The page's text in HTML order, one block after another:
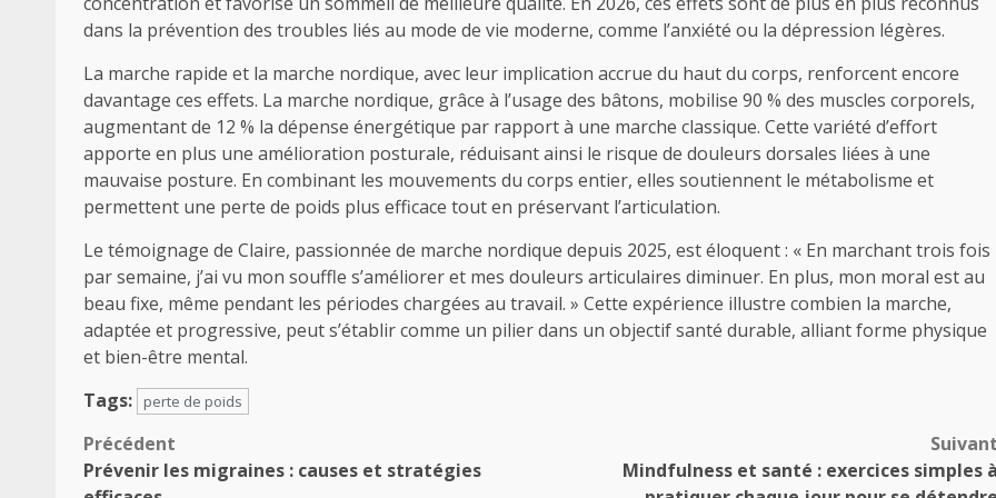
dans la prévention des troubles liés au mode de vie moderne, comme l’anxiété ou la dépression légères.
La marche rapide et la marche nordique, avec leur implication accrue du haut du corps, renforcent encore
davantage ces effets. La marche nordique, grâce à l’usage des bâtons, mobilise 90 % des muscles corporels,
augmentant de 12 % la dépense énergétique par rapport à une marche classique. Cette variété d’effort
apporte en plus une amélioration posturale, réduisant ainsi le risque de douleurs dorsales liées à une
mauvaise posture. En combinant les mouvements du corps entier, elles soutiennent le métabolisme et
permettent une perte de poids plus efficace tout en préservant l’articulation.
Le témoignage de Claire, passionnée de marche nordique depuis 2025, est éloquent : « En marchant trois fois
par semaine, j’ai vu mon souffle s’améliorer et mes douleurs articulaires diminuer. En plus, mon moral est au
beau fixe, même pendant les périodes chargées au travail. » Cette expérience illustre combien la marche,
adaptée et progressive, peut s’établir comme un pilier dans un objectif santé durable, alliant forme physique
et bien-être mental.
Tags:
perte de poids
Navigation
Précédent
Prévenir les migraines : causes et stratégies
Suivant
Mindfulness et santé : exercices simples à